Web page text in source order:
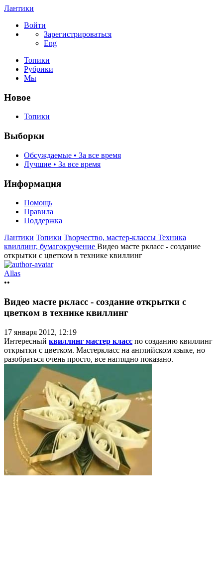
Лантики
Войти
Зарегистрироваться
Eng
Топики
Рубрики
Мы
Новое
Топики
Выборки
Обсуждаемые • За все время
Лучшие • За все время
Информация
Помощь
Правила
Поддержка
Лантики Топики Творчество, мастер-классы Техника
квиллинг, бумагокручение Видео масте ркласс - создание
открытки с цветком в технике квиллинг
Allas
••
Видео масте ркласс - создание открытки с
цветком в технике квиллинг
17 января 2012, 12:19
Интересный квиллинг мастер класс по созданию квиллинг
открытки с цветком. Мастеркласс на английском языке, но
разобраться очень просто, все наглядно показано.